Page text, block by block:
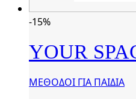
-15%
YOUR
ΜΕΘΟΔΟΙ ΓΙΑ ΠΑΙΔΙΑ